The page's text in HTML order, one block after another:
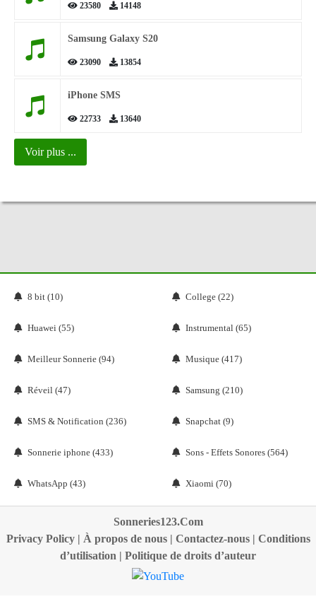
23580 14148
Samsung Galaxy S20
23090 13854
iPhone SMS
22733 13640
Voir plus ...
8 bit (10) College (22)
Huawei (55) Instrumental (65)
Meilleur Sonnerie (94) Musique (417)
Réveil (47) Samsung (210)
SMS & Notification (236) Snapchat (9)
Sonnerie iphone (433) Sons - Effets Sonores (564)
WhatsApp (43) Xiaomi (70)
Sonneries123.Com
Privacy Policy| À propos de nous| Contactez-nous| Conditions
d’utilisation | Politique de droits d’auteur